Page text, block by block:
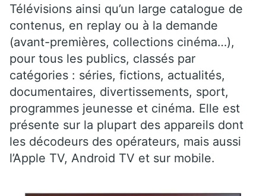
Télévisions ainsi qu’un large catalogue de
contenus, en replay ou à la demande
(avant-premières, collections cinéma…),
pour tous les publics, classés par
catégories : séries, fictions, actualités,
documentaires, divertissements, sport,
programmes jeunesse et cinéma. Elle est
présente sur la plupart des appareils dont
les décodeurs des opérateurs, mais aussi
l’Apple TV, Android TV et sur mobile.